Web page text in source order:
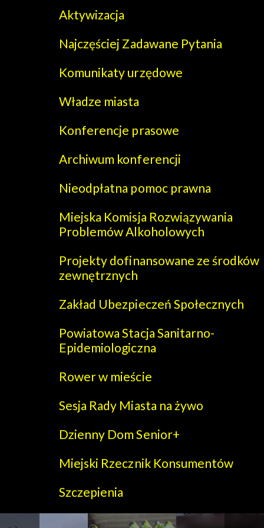
Aktywizacja
Najczęściej Zadawane Pytania
Komunikaty urzędowe
Władze miasta
Konferencje prasowe
Archiwum konferencji
Nieodpłatna pomoc prawna
Miejska Komisja Rozwiązywania
Problemów Alkoholowych
Projekty dofinansowane ze środków
zewnętrznych
Zakład Ubezpieczeń Społecznych
Powiatowa Stacja Sanitarno-
Epidemiologiczna
Rower w mieście
Sesja Rady Miasta na żywo
Dzienny Dom Senior+
Miejski Rzecznik Konsumentów
Szczepienia